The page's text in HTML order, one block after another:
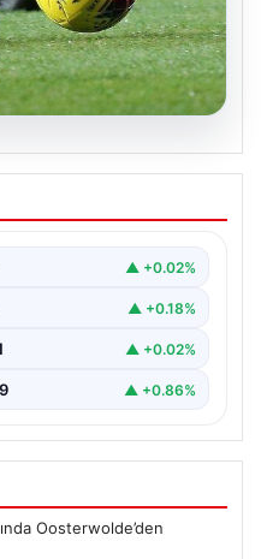
Günkü Maç
bir…
▲ +0.02%
▲ +0.18%
▲ +0.02%
▲ +0.86%
Oosterwolde’den